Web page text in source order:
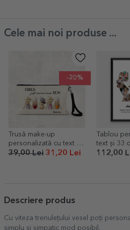
Cele mai noi produse ...
-20%
Trusă make-up
personalizată cu text -
Summer girls
39,00 Lei 31,20 Lei
Tablou
text și 33
Family
112,00
Descriere produs
Cu viteza trenulețului vesel poți
simplu și simpatic mod posibil.